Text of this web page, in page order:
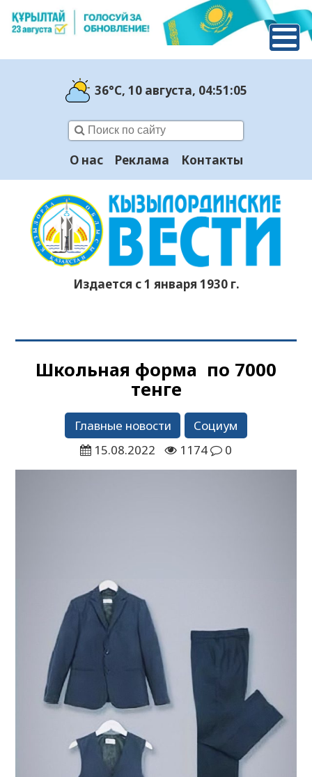
36°C, 10 августа, 04:51:05
О нас Реклама Контакты
Издается с 1 января 1930 г.
Школьная форма по 7000
тенге
Главные новости
Социум
15.08.2022
1174 0